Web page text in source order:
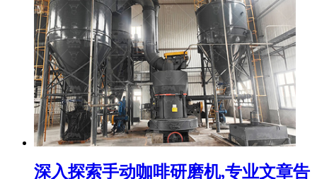
深入探索手动咖啡研磨机,专业文章告